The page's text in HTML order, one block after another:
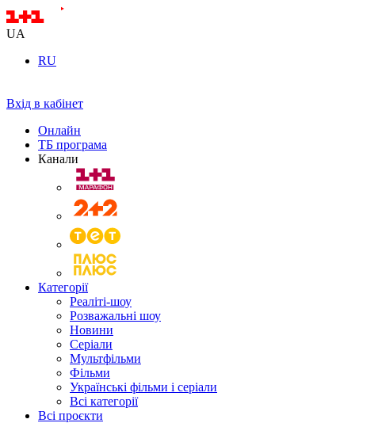
UA
RU
Вхід в кабінет
Онлайн
ТБ програма
Канали
Категорії
Реаліті-шоу
Розважальні шоу
Новини
Серіали
Мультфільми
Фільми
Українські фільми і серіали
Всі категорії
Всі проєкти